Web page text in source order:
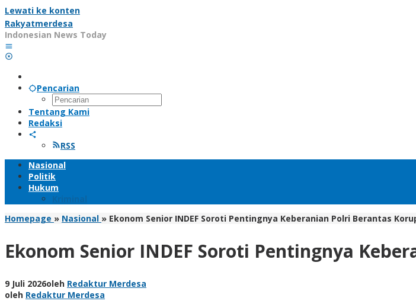
Lewati ke konten
Rakyatmerdesa
Indonesian News Today
Pencarian
Tentang Kami
Redaksi
RSS
Nasional
Politik
Hukum
Kriminal
Homepage » Nasional » Ekonom Senior INDEF Soroti Pentingnya Keberanian Polri Berantas
Ekonom Senior INDEF Soroti Pentingnya
9 Juli 2026oleh Redaktur Merdesa
oleh Redaktur Merdesa